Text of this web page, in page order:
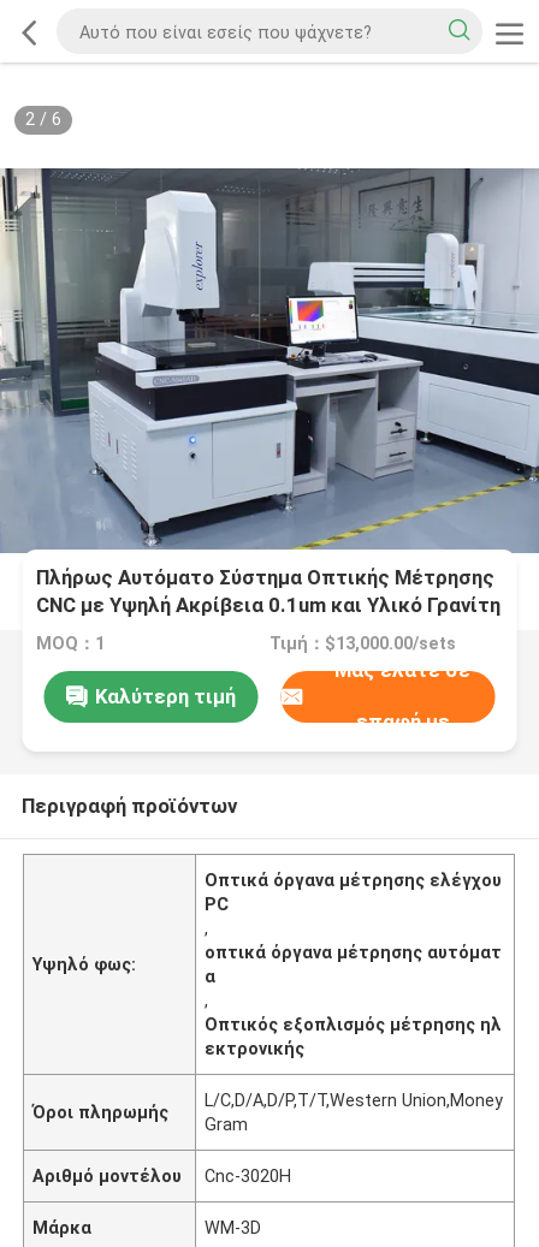
2/ 6
Πλήρως Αυτόματο Σύστημα Οπτικής Μέτρησης
CNC με Υψηλή Ακρίβεια 0.1um και Υλικό Γρανίτη
για Ηλεκτρονικά και Πλαστικά
MOQ：1 Τιμή：$13,000.00/sets
Καλύτερη τιμή
Μας ελάτε σε
επαφή με
Περιγραφή προϊόντων
Υψηλό φως:
Οπτικά όργανα μέτρησης ελέγχου
PC
,
οπτικά όργανα μέτρησης αυτόματ
α
,
Οπτικός εξοπλισμός μέτρησης ηλ
εκτρονικής
Όροι πληρωμής
L/C,D/A,D/P,T/T,Western Union,Money
Gram
Αριθμό μοντέλου Cnc-3020H
Μάρκα WM-3D